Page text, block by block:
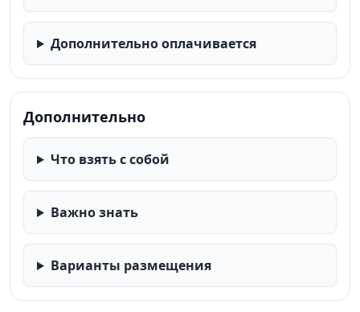
Дополнительно оплачивается
Дополнительно
Что взять с собой
Важно знать
Варианты размещения